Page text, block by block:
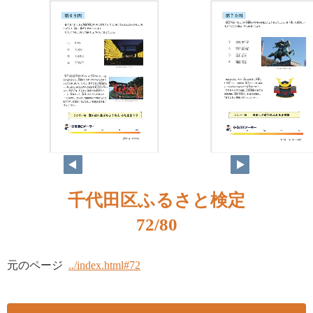
千代田区ふるさと検定
72/80
元のページ ../index.html#72